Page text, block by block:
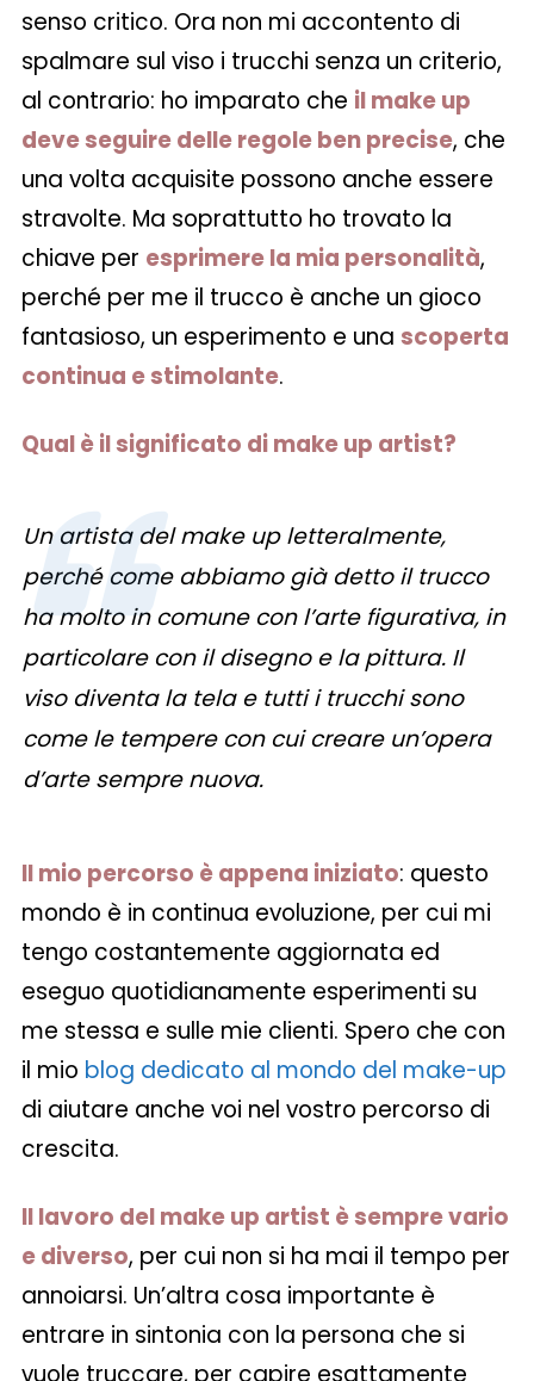
senso critico. Ora non mi accontento di
spalmare sul viso i trucchi senza un criterio,
al contrario: ho imparato che il make up
deve seguire delle regole ben precise, che
una volta acquisite possono anche essere
stravolte. Ma soprattutto ho trovato la
chiave per esprimere la mia personalità,
perché per me il trucco è anche un gioco
fantasioso, un esperimento e una scoperta
continua e stimolante.
Qual è il significato di make up artist?
Un artista del make up letteralmente,
perché come abbiamo già detto il trucco
ha molto in comune con l’arte figurativa, in
particolare con il disegno e la pittura. Il
viso diventa la tela e tutti i trucchi sono
come le tempere con cui creare un’opera
d’arte sempre nuova.
Il mio percorso è appena iniziato: questo
mondo è in continua evoluzione, per cui mi
tengo costantemente aggiornata ed
eseguo quotidianamente esperimenti su
me stessa e sulle mie clienti. Spero che con
il mio blog dedicato al mondo del make-up
di aiutare anche voi nel vostro percorso di
crescita.
Il lavoro del make up artist è sempre vario
e diverso, per cui non si ha mai il tempo per
annoiarsi. Un’altra cosa importante è
entrare in sintonia con la persona che si